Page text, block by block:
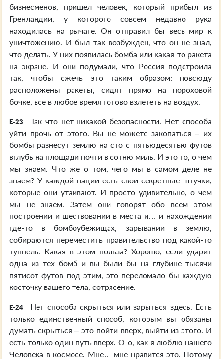
бизнесменов, пришел человек, который прибыл из
Гренландии, у которого совсем недавно рука
находилась на рычаге. Он отправил бы весь мир к
уничтожению. И был так возбужден, что он не знал,
что делать. У них появилась бомба или какая-то ракета
на экране. И они подумали, что Россия подстроила
так, чтобы сжечь это таким образом: повсюду
расположены ракеты, сидят прямо на пороховой
бочке, все в любое время готово взлететь на воздух.
E-23
Так что нет никакой безопасности. Нет способа
уйти прочь от этого. Вы не можете закопаться – их
бомбы разнесут землю на сто с пятьюдесятью футов
вглубь на площади почти в сотню миль. И это то, о чем
мы знаем. Что же о том, чего мы в самом деле не
знаем? У каждой нации есть свои секретные штучки,
которые они утаивают. И просто удивительно, о чем
мы не знаем. Затем они говорят обо всем этом
построении и шествовании в места и… и нахождении
где-то в бомбоубежищах, зарывании в землю,
собираются переместить правительство под какой-то
туннель. Какая в этом польза? Хорошо, если ударит
одна из тех бомб и вы были бы на глубине тысячи
пятисот футов под этим, это переломало бы каждую
косточку вашего тела, сотрясение.
E-24
Нет способа скрыться или зарыться здесь. Есть
только единственный способ, которым вы обязаны
думать скрыться – это пойти вверх, выйти из этого. И
есть только один путь вверх. О-о, как я люблю нашего
Человека в космосе. Мне… мне нравится это. Потому